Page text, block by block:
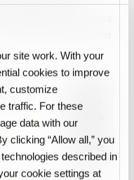
site work. With your
cookies to improve
customize
traffic. For these
data with our
clicking “Allow all,” you
described in
cookie settings at
a personalized
mum
ge
Durat
ion